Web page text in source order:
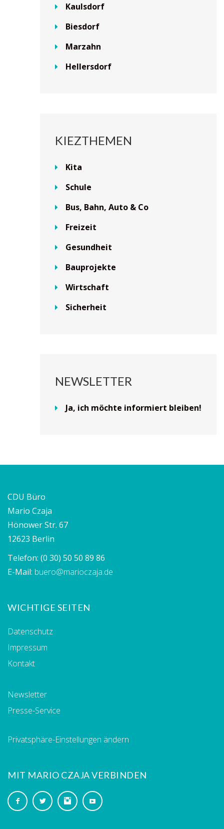
Kaulsdorf
Biesdorf
Marzahn
Hellersdorf
KIEZTHEMEN
Kita
Schule
Bus, Bahn, Auto & Co
Freizeit
Gesundheit
Bauprojekte
Wirtschaft
Sicherheit
NEWSLETTER
Ja, ich möchte informiert bleiben!
CDU Büro
Mario Czaja
Hönower Str. 67
12623 Berlin
Telefon: (0 30) 50 50 89 86
E-Mail: buero@marioczaja.de
WICHTIGE SEITEN
Datenschutz
Impressum
Kontakt
Newsletter
Presse-Service
Privatsphäre-Einstellungen ändern
MIT MARIO CZAJA VERBINDEN